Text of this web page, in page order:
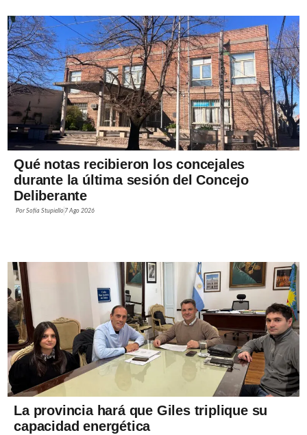
Qué notas recibieron los concejales
durante la última sesión del Concejo
Deliberante
PorSofía Stupiello 7 Ago 2026
La provincia hará que Giles triplique su
capacidad energética